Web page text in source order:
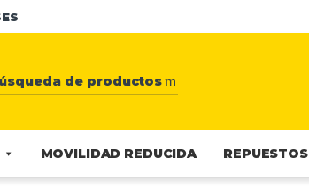
MOVILIDAD REDUCIDA REPUESTOS